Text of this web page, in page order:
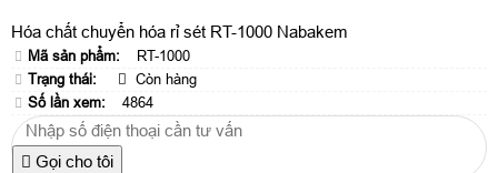
Hóa chất chuyển hóa rỉ sét RT-1000 Nabakem
Mã sản phẩm:
RT-1000
Trạng thái:
Còn hàng
Số lần xem:
4864
Gọi cho tôi